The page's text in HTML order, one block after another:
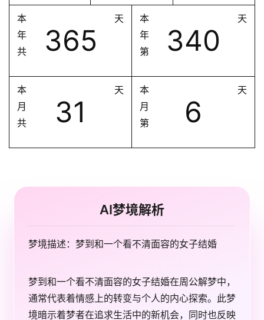
本
年
共
365
天
本
年
第
340
天
本
月
共
31
天
本
月
第
6
天
AI梦境解析
梦境描述：梦到和一个看不清面容的女子结婚
梦到和一个看不清面容的女子结婚在周公解梦中，
通常代表着情感上的转变与个人的内心探索。此梦
境暗示着梦者在追求生活中的新机会，同时也反映